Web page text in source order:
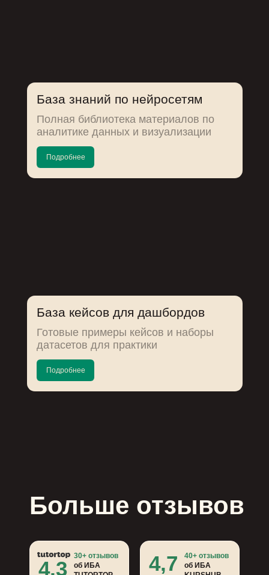
База кейсов для дашбордов
Готовые примеры кейсов и наборы
датасетов для практики
Подробнее
База знаний по нейросетям
Полная библиотека материалов по
аналитике данных и визуализации
Подробнее
Больше отзывов
4,7
40+ отзывов
об ИБА
4,3
30+ отзывов
об ИБА